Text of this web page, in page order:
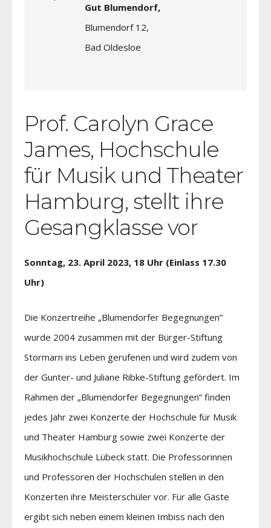
Gut Blumendorf,
Blumendorf 12,
Bad Oldesloe
Prof. Carolyn Grace
James, Hochschule
für Musik und Theater
Hamburg, stellt ihre
Gesangklasse vor
Sonntag, 23. April 2023, 18 Uhr (Einlass 17.30
Uhr)
Die Konzertreihe „Blumendorfer Begegnungen”
wurde 2004 zusammen mit der Bürger-Stiftung
Stormarn ins Leben gerufenen und wird zudem von
der Gunter- und Juliane Ribke-Stiftung gefördert. Im
Rahmen der „Blumendorfer Begegnungen“ finden
jedes Jahr zwei Konzerte der Hochschule für Musik
und Theater Hamburg sowie zwei Konzerte der
Musikhochschule Lübeck statt. Die Professorinnen
und Professoren der Hochschulen stellen in den
Konzerten ihre Meisterschüler vor. Für alle Gäste
ergibt sich neben einem kleinen Imbiss nach den